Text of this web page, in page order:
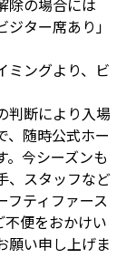
除の場合には
ター席あり」
ミングより、ビ
判断により入場
、随時公式ホー
。今シーズンも
、スタッフなど
フティファース
不便をおかけい
願い申し上げま